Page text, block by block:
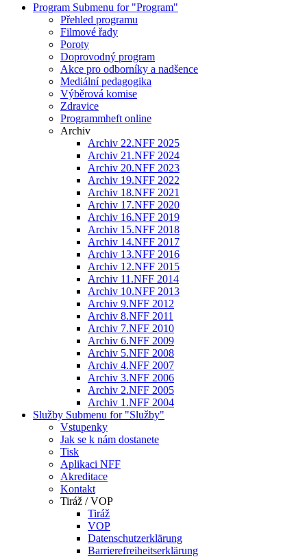
Program Submenu for "Program"
Přehled programu
Filmové řady
Poroty
Doprovodný program
Akce pro odborníky a nadšence
Mediální pedagogika
Výběrová komise
Zdravice
Programmheft online
Archiv
Archiv 22.NFF 2025
Archiv 21.NFF 2024
Archiv 20.NFF 2023
Archiv 19.NFF 2022
Archiv 18.NFF 2021
Archiv 17.NFF 2020
Archiv 16.NFF 2019
Archiv 15.NFF 2018
Archiv 14.NFF 2017
Archiv 13.NFF 2016
Archiv 12.NFF 2015
Archiv 11.NFF 2014
Archiv 10.NFF 2013
Archiv 9.NFF 2012
Archiv 8.NFF 2011
Archiv 7.NFF 2010
Archiv 6.NFF 2009
Archiv 5.NFF 2008
Archiv 4.NFF 2007
Archiv 3.NFF 2006
Archiv 2.NFF 2005
Archiv 1.NFF 2004
Služby Submenu for "Služby"
Vstupenky
Jak se k nám dostanete
Tisk
Aplikaci NFF
Akreditace
Kontakt
Tiráž / VOP
Tiráž
VOP
Datenschutzerklärung
Barrierefreiheitserklärung